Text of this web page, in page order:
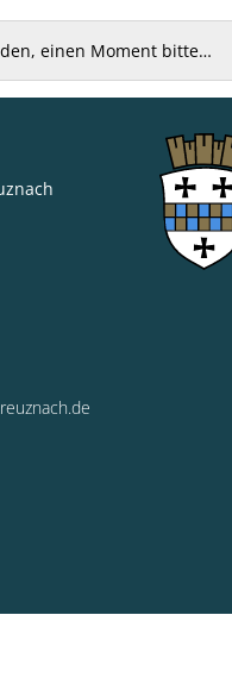
einen Moment bitte…